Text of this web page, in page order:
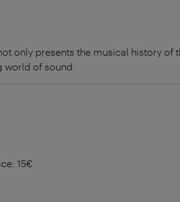
only presents the musical history of
world of sound.
15€